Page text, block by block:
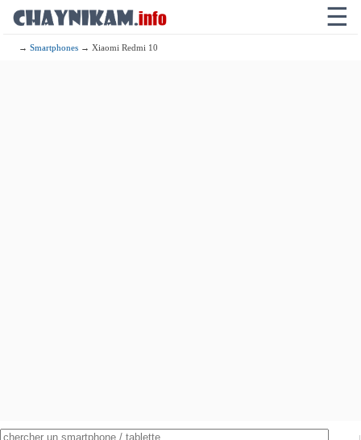
☰
→Smartphones → Xiaomi Redmi 10